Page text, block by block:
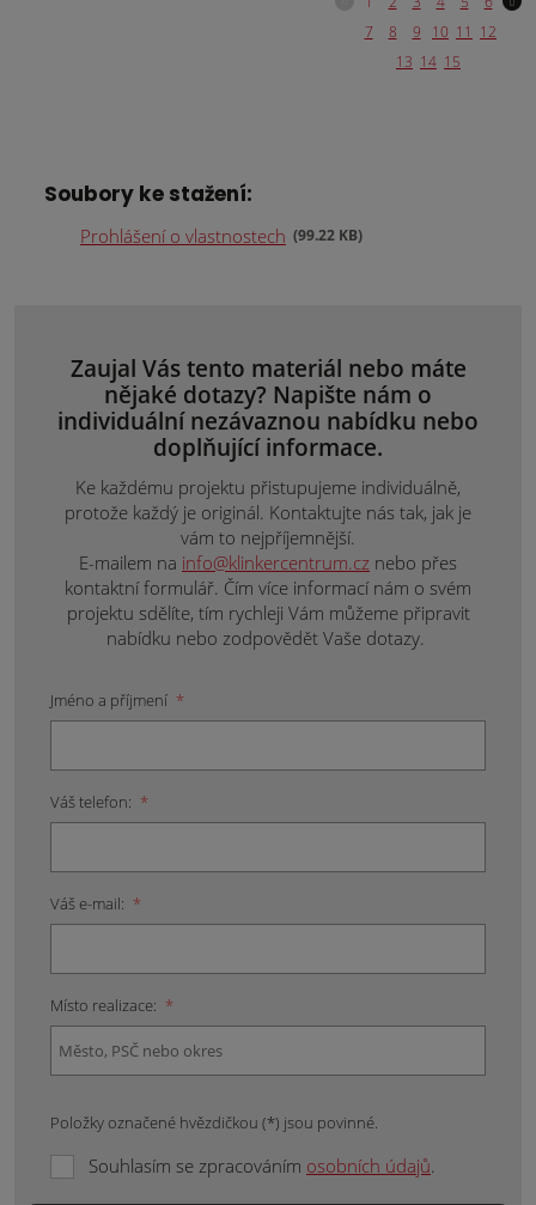
Soubory ke stažení:
Prohlášení o vlastnostech 99.22 KB
Zaujal Vás tento materiál nebo máte
nějaké dotazy? Napište nám o
individuální nezávaznou nabídku nebo
doplňující informace.
Ke každému projektu přistupujeme individuálně,
protože každý je originál. Kontaktujte nás tak, jak je
vám to nejpříjemnější.
E-mailem na info@klinkercentrum.cz nebo přes
kontaktní formulář. Čím více informací nám o svém
projektu sdělíte, tím rychleji Vám můžeme připravit
nabídku nebo zodpovědět Vaše dotazy.
Jméno a příjmení *
Váš telefon: *
Váš e-mail: *
Místo realizace: *
Položky označené hvězdičkou (*) jsou povinné.
Souhlasím se zpracováním osobních údajů.